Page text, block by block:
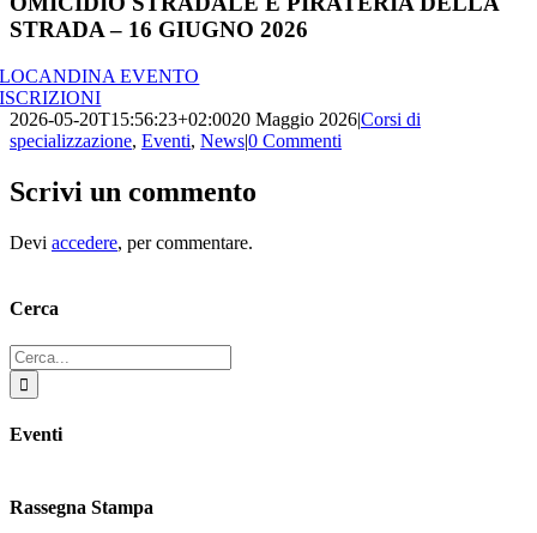
STRADA – 16 GIUGNO 2026
LOCANDINA EVENTO
ISCRIZIONI
2026-05-20T15:56:23+02:0020 Maggio 2026|Corsi di
specializzazione, Eventi, News|0 Commenti
Scrivi un commento
Devi accedere, per commentare.
Cerca
Cerca
per:
Eventi
LA PRATICA DI POLIZIA GIUDIZIARIA •ATTIVITÀ DINAMICA ED
OPERATIVA DELL’OPERATORE DI PRIMO INTERVENTO IN
MATERIA DI OMICIDIO STRADALE E PIRATERIA DELLA STRADA
ARTT. 186 E 187 DEL CODICE DELLA STRADA. Criticità su strada:
Rassegna Stampa
Pubbliredazionale – Crocevia 07 Agosto 2020